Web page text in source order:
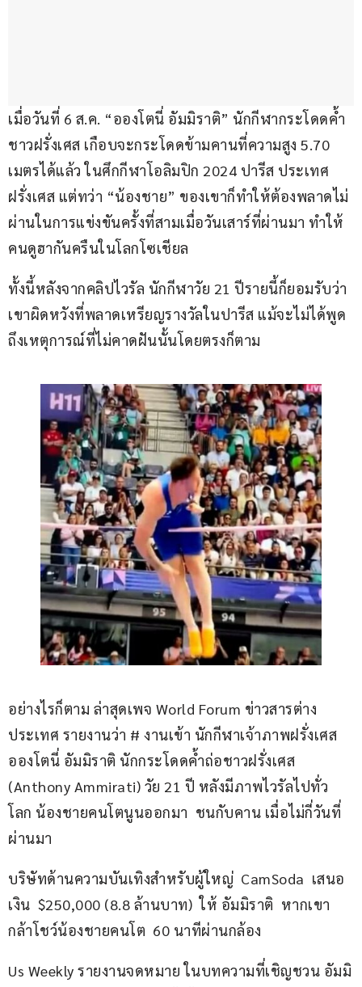
เมื่อวันที่ 6 ส.ค. “อองโตนี่ อัมมิราติ” นักกีฬากระโดดค้ำ
ชาวฝรั่งเศส เกือบจะกระโดดข้ามคานที่ความสูง 5.70
เมตรได้แล้ว ในศึกกีฬาโอลิมปิก 2024 ปารีส ประเทศ
ฝรั่งเศส แต่ทว่า “น้องชาย” ของเขาก็ทำให้ต้องพลาดไม่
ผ่านในการแข่งขันครั้งที่สามเมื่อวันเสาร์ที่ผ่านมา ทำให้
คนดูฮากันครืนในโลกโซเชียล
ทั้งนี้หลังจากคลิปไวรัล นักกีฬาวัย 21 ปีรายนี้ก็ยอมรับว่า
เขาผิดหวังที่พลาดเหรียญรางวัลในปารีส แม้จะไม่ได้พูด
ถึงเหตุการณ์ที่ไม่คาดฝันนั้นโดยตรงก็ตาม
อย่างไรก็ตาม ล่าสุดเพจ World Forum ข่าวสารต่าง
ประเทศ รายงานว่า # งานเข้า นักกีฬาเจ้าภาพฝรั่งเศส
อองโตนี่ อัมมิราติ นักกระโดดค้ำถ่อชาวฝรั่งเศส
(Anthony Ammirati) วัย 21 ปี หลังมีภาพไวรัลไปทั่ว
โลก น้องชายคนโตนูนออกมา  ชนกับคาน เมื่อไม่กี่วันที่
ผ่านมา
บริษัทด้านความบันเทิงสำหรับผู้ใหญ่  CamSoda  เสนอ
เงิน  $250,000 (8.8 ล้านบาท)  ให้ อัมมิราติ  หากเขา
กล้าโชว์น้องชายคนโต  60 นาทีผ่านกล้อง
Us Weekly รายงานจดหมาย ในบทความที่เชิญชวน อัมมิ